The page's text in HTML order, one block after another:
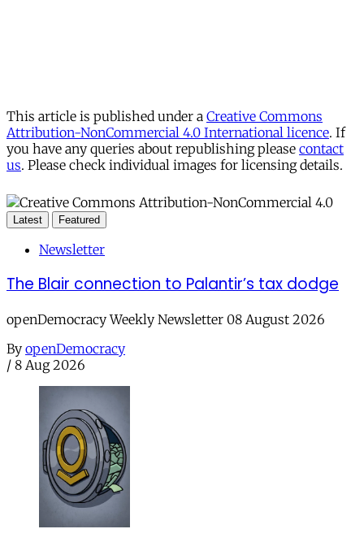
This article is published under a Creative Commons
Attribution-NonCommercial 4.0 International licence. If
you have any queries about republishing please contact
us. Please check individual images for licensing details.
Latest Featured
Newsletter
The Blair connection to Palantir’s tax dodge
openDemocracy Weekly Newsletter 08 August 2026
By openDemocracy
/ 8 Aug 2026